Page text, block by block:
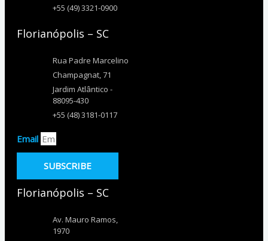
+55 (49) 3321-0900
Florianópolis – SC
Rua Padre Marcelino
Champagnat, 71
Jardim Atlântico -
88095-430
+55 (48) 3181-0117
Email
SUBSCRIBE
Florianópolis – SC
Av. Mauro Ramos,
1970